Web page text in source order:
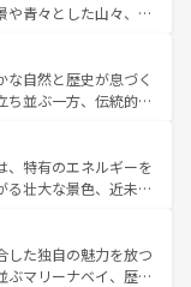
いる。夜には、韓国な
魅力を心ゆくまで味
新着の韓国情報はコンテンツ一
や青々とした山々、世
イの古い町並みやホ
も、独特の雰囲気を
の豊かさとおいしさで
コーヒーなどは、ぜ
れてもあたたかい人々
と忘れられない旅にな
自然と歴史が息づく
ち並ぶ一方、伝統的な
ンマイなどの山岳地
ケットやクラビの美し
とができる。タイ料理
節にも異なる楽しみ
人々、仏教を中心とし
訪れる旅人を魅了し続
、特有のエネルギーを
る壮大な景色、近未来
光スポットが密集し
のも魅力。息をのむよ
港を存分に楽しみ尽く
した独自の魅力を放つ
ぶマリーナベイ、歴史